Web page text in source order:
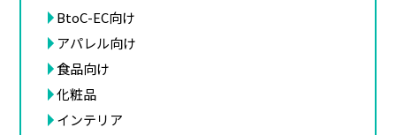
BtoC-EC向け
アパレル向け
食品向け
化粧品
インテリア